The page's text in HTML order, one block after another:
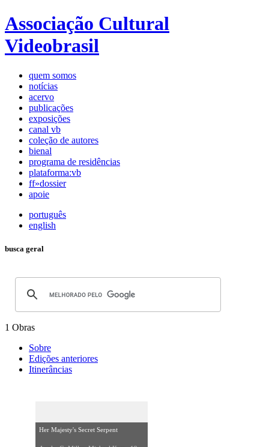
Associação Cultural
Videobrasil
quem somos
notícias
acervo
publicações
exposições
canal vb
coleção de autores
bienal
programa de residências
plataforma:vb
ff»dossier
apoie
português
english
busca geral
1 Obras
Sobre
Edições anteriores
Itinerâncias
Her Majesty's Secret Serpent